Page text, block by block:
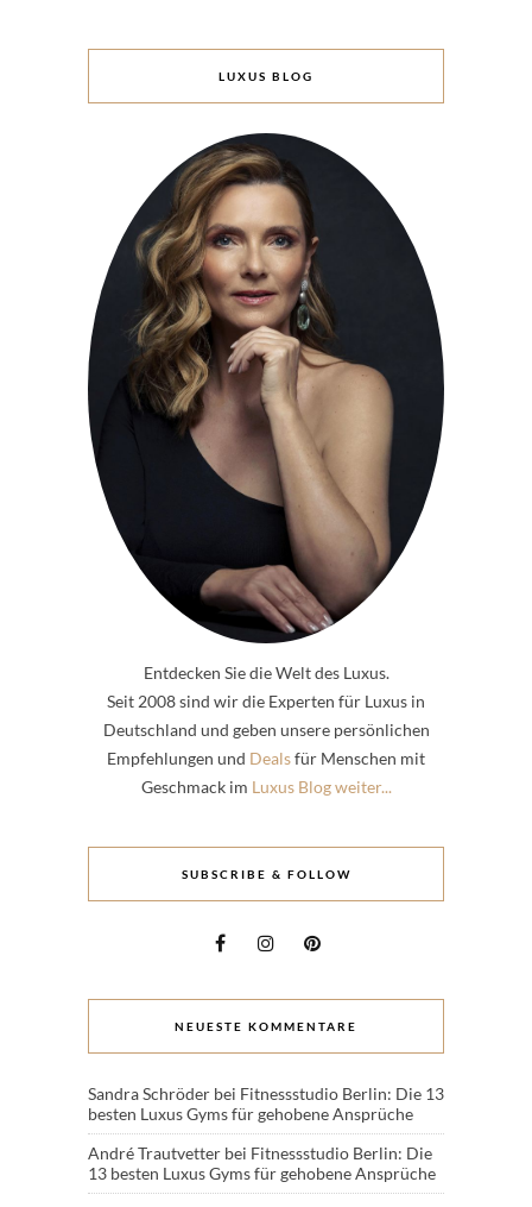
LUXUS BLOG
Entdecken Sie die Welt des Luxus.
Seit 2008 sind wir die Experten für Luxus in
Deutschland und geben unsere persönlichen
Empfehlungen und Dealsfür Menschen mit
Geschmack im Luxus Blog weiter...
SUBSCRIBE & FOLLOW
NEUESTE KOMMENTARE
Sandra Schröder bei Fitnessstudio Berlin: Die 13
besten Luxus Gyms für gehobene Ansprüche
André Trautvetter bei Fitnessstudio Berlin: Die
13 besten Luxus Gyms für gehobene Ansprüche